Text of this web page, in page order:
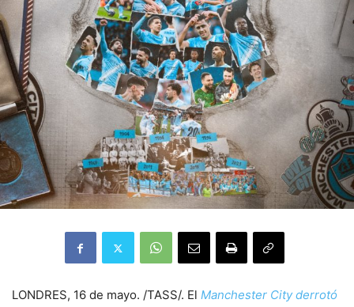
LONDRES, 16 de mayo. /TASS/. El Manchester City derrotó